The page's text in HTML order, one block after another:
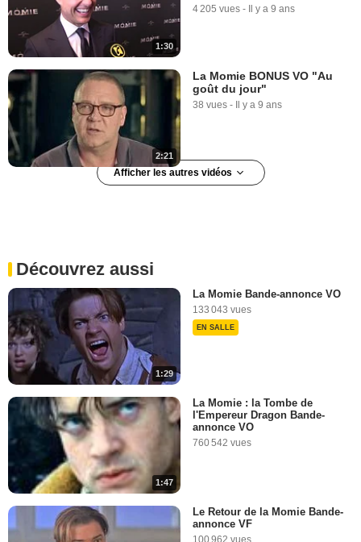
1:30
4 205 vues - Il y a 9 ans
2:21
La Momie BONUS VO "Au
goût du jour"
38 vues - Il y a 9 ans
Afficher les autres vidéos
2:17
2:35
La Momie BONUS VO
"L'action"
0:39
Tom Cruise nous parle de
"Top Gun 2"
La Momie : rencontre avec
Découvrez aussi
1:29
La Momie Bande-annonce VO
133 043 vues
EN SALLE
1:47
La Momie : la Tombe de
l'Empereur Dragon Bande-
annonce VO
760 542 vues
Le Retour de la Momie Bande-
annonce VF
100 962 vues